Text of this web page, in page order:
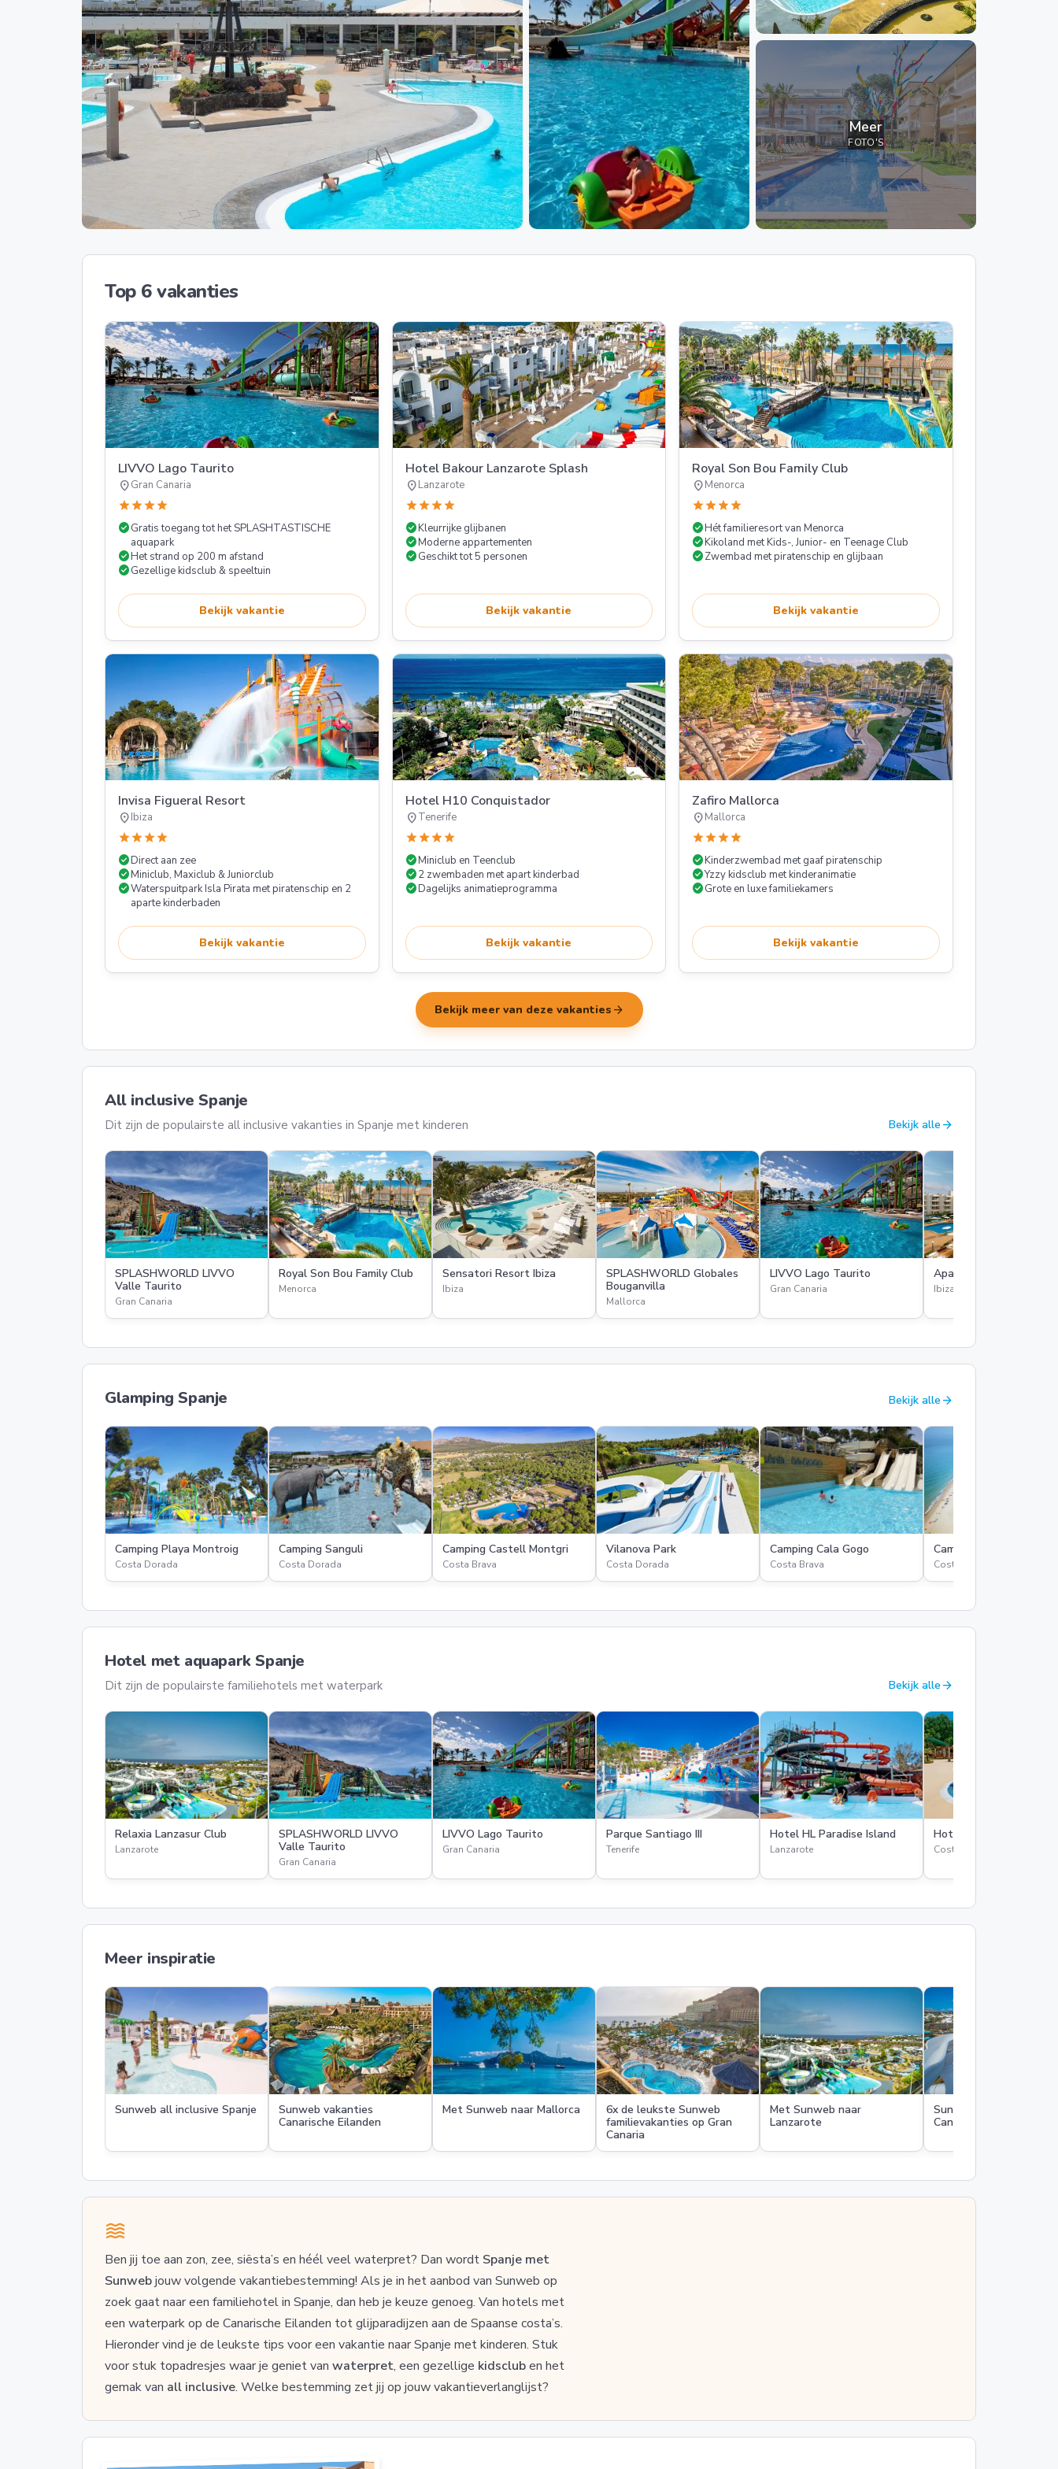
Meer
FOTO'S
Top 6 vakanties
LIVVO Lago Taurito
location_onGran Canaria
starstarstarstar
check_circleGratis toegang tot het SPLASHTASTISCHE
aquapark
check_circleHet strand op 200 m afstand
check_circleGezellige kidsclub & speeltuin
Bekijk vakantie
Hotel Bakour Lanzarote Splash
location_onLanzarote
starstarstarstar
check_circleKleurrijke glijbanen
check_circleModerne appartementen
check_circleGeschikt tot 5 personen
Bekijk vakantie
Royal Son Bou Family Club
location_onMenorca
starstarstarstar
check_circleHét familieresort van Menorca
check_circleKikoland met Kids-, Junior- en Teenage Club
check_circleZwembad met piratenschip en glijbaan
Bekijk vakantie
Invisa Figueral Resort
location_onIbiza
starstarstarstar
check_circleDirect aan zee
check_circleMiniclub, Maxiclub & Juniorclub
check_circleWaterspuitpark Isla Pirata met piratenschip en 2
aparte kinderbaden
Bekijk vakantie
Hotel H10 Conquistador
location_onTenerife
starstarstarstar
check_circleMiniclub en Teenclub
check_circle2 zwembaden met apart kinderbad
check_circleDagelijks animatieprogramma
Bekijk vakantie
Zafiro Mallorca
location_onMallorca
starstarstarstar
check_circleKinderzwembad met gaaf piratenschip
check_circleYzzy kidsclub met kinderanimatie
check_circleGrote en luxe familiekamers
Bekijk vakantie
Bekijk meer van deze vakanties arrow_forward
All inclusive Spanje
Dit zijn de populairste all inclusive vakanties in Spanje met kinderen Bekijk alle arrow_forward
SPLASHWORLD LIVVO
Valle Taurito
Gran Canaria
Royal Son Bou Family Club
Menorca
Sensatori Resort Ibiza
Ibiza
SPLASHWORLD Globales
Bouganvilla
Mallorca
LIVVO Lago Taurito
Gran Canaria
Aparthotel Tropic
Ibiza
Glamping Spanje Bekijk alle arrow_forward
Camping Playa Montroig
Costa Dorada
Camping Sanguli
Costa Dorada
Camping Castell Montgri
Costa Brava
Vilanova Park
Costa Dorada
Camping Cala Gogo
Costa Brava
Camping La Torre del
Costa Dorada
Hotel met aquapark Spanje
Dit zijn de populairste familiehotels met waterpark Bekijk alle arrow_forward
Relaxia Lanzasur Club
Lanzarote
SPLASHWORLD LIVVO
Valle Taurito
Gran Canaria
LIVVO Lago Taurito
Gran Canaria
Parque Santiago III
Tenerife
Hotel HL Paradise Island
Lanzarote
Hotel PortAventura
Costa Dorada
Meer inspiratie
Sunweb all inclusive Spanje
Sunweb vakanties
Canarische Eilanden
Met Sunweb naar Mallorca
6x de leukste Sunweb
familievakanties op Gran
Canaria
Met Sunweb naar
Lanzarote
Sunweb herfstvakantie
Canarische Eilanden
Ben jij toe aan zon, zee, siësta’s en héél veel waterpret? Dan wordt Spanje met
Sunwebjouw volgende vakantiebestemming! Als je in het aanbod van Sunweb op
zoek gaat naar een familiehotel in Spanje, dan heb je keuze genoeg. Van hotels met
een waterpark op de Canarische Eilanden tot glijparadijzen aan de Spaanse costa’s.
Hieronder vind je de leukste tips voor een vakantie naar Spanje met kinderen. Stuk
voor stuk topadresjes waar je geniet van waterpret, een gezellige kidscluben het
gemak van all inclusive. Welke bestemming zet jij op jouw vakantieverlanglijst?